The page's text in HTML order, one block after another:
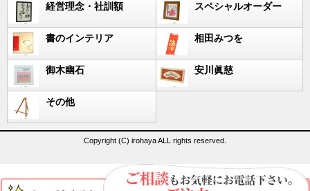
経営理念・社訓額 スペシャルオーダー
書のインテリア 相田みつを
御木幽石 安川眞慈
その他
Copyright (C) irohaya ALL rights reserved.